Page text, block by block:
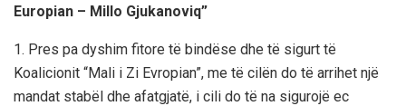
Europian – Millo Gjukanoviq”
1. Pres pa dyshim fitore të bindëse dhe të sigurt të
Koalicionit “Mali i Zi Evropian”, me të cilën do të arrihet një
mandat stabël dhe afatgjatë, i cili do të na sigurojë ec